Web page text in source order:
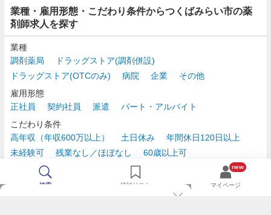
業種・雇用形態・こだわり条件からつくばみらい市の薬
剤師求人を探す
業種
調剤薬局
ドラッグストア(調剤併設)
ドラッグストア(OTCのみ)
病院 企業
その他
雇用形態
正社員
契約社員 派遣
パート・アルバイト
こだわり条件
高年収（年収600万以上）
土日休み
年間休日120日以上
未経験可
残業なし／ほぼなし
60歳以上可
時給2,500円以上
検索 検討リスト
new
マイページ